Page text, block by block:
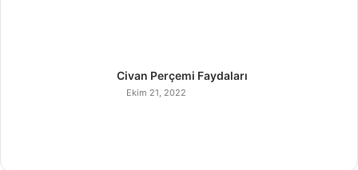
Civan Perçemi Faydaları
Ekim 21, 2022